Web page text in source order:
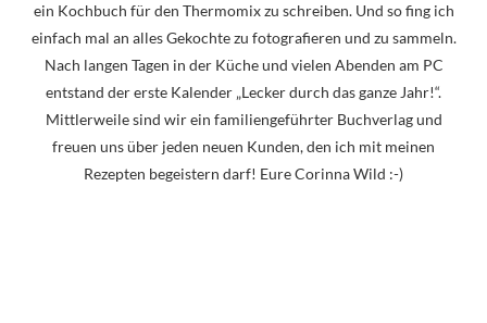
ein Kochbuch für den Thermomix zu schreiben. Und so fing ich
einfach mal an alles Gekochte zu fotografieren und zu sammeln.
Nach langen Tagen in der Küche und vielen Abenden am PC
entstand der erste Kalender „Lecker durch das ganze Jahr!“.
Mittlerweile sind wir ein familiengeführter Buchverlag und
freuen uns über jeden neuen Kunden, den ich mit meinen
Rezepten begeistern darf! Eure Corinna Wild :-)